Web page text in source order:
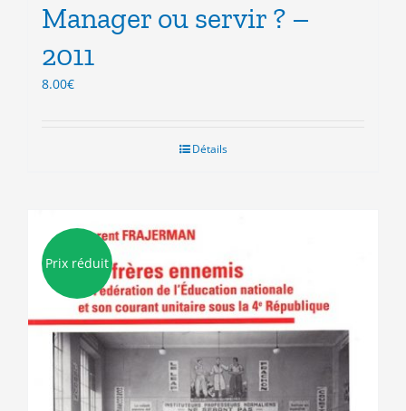
Manager ou servir ? –
2011
8.00€
Détails
Prix réduit